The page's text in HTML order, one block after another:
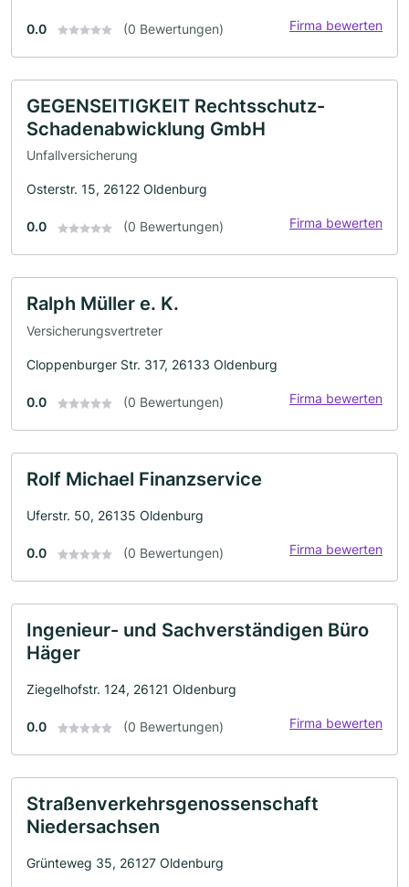
0.0 (0 Bewertungen) Firma bewerten
GEGENSEITIGKEIT Rechtsschutz-
Schadenabwicklung GmbH
Unfallversicherung
Osterstr. 15, 26122 Oldenburg
0.0 (0 Bewertungen) Firma bewerten
Ralph Müller e. K.
Versicherungsvertreter
Cloppenburger Str. 317, 26133 Oldenburg
0.0 (0 Bewertungen) Firma bewerten
Rolf Michael Finanzservice
Uferstr. 50, 26135 Oldenburg
0.0 (0 Bewertungen) Firma bewerten
Ingenieur- und Sachverständigen Büro
Häger
Ziegelhofstr. 124, 26121 Oldenburg
0.0 (0 Bewertungen) Firma bewerten
Straßenverkehrsgenossenschaft
Niedersachsen
Grünteweg 35, 26127 Oldenburg